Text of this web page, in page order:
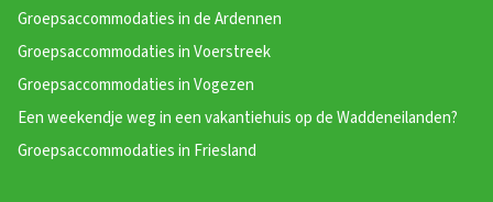
Groepsaccommodaties in de Ardennen
Groepsaccommodaties in Voerstreek
Groepsaccommodaties in Vogezen
Een weekendje weg in een vakantiehuis op de Waddeneilanden?
Groepsaccommodaties in Friesland